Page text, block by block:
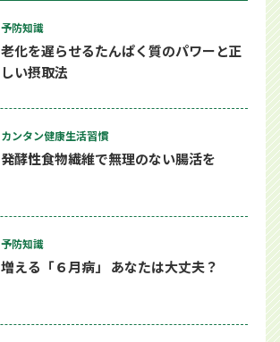
予防知識
老化を遅らせるたんぱく質のパワーと正
しい摂取法
カンタン健康生活習慣
発酵性食物繊維で無理のない腸活を
予防知識
増える「６月病」 あなたは大丈夫？